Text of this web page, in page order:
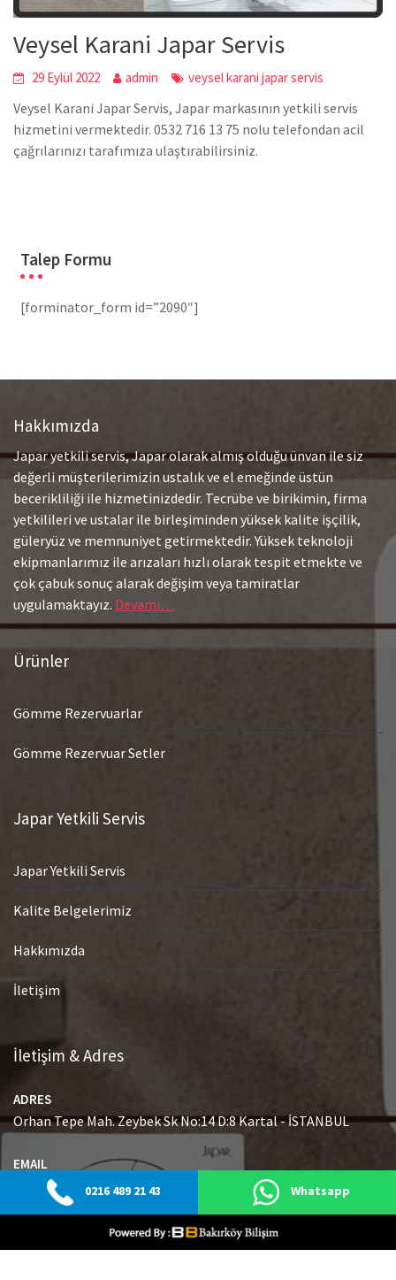
Veysel Karani Japar Servis
29 Eylül 2022 admin veysel karani japar servis
Veysel Karani Japar Servis, Japar markasının yetkili servis
hizmetini vermektedir. 0532 716 13 75 nolu telefondan acil
çağrılarınızı tarafımıza ulaştırabilirsiniz.
Talep Formu
[forminator_form id=”2090″]
Hakkımızda
Japar yetkili servis, Japar olarak almış olduğu ünvan ile siz
değerli müşterilerimizin ustalık ve el emeğinde üstün
becerikliliği ile hizmetinizdedir. Tecrübe ve birikimin, firma
yetkilileri ve ustalar ile birleşiminden yüksek kalite işçilik,
güleryüz ve memnuniyet getirmektedir. Yüksek teknoloji
ekipmanlarımız ile arızaları hızlı olarak tespit etmekte ve
çok çabuk sonuç alarak değişim veya tamiratlar
uygulamaktayız. Devamı…
Ürünler
Gömme Rezervuarlar
Gömme Rezervuar Setler
Japar Yetkili Servis
Japar Yetkili Servis
Kalite Belgelerimiz
Hakkımızda
İletişim
İletişim & Adres
ADRES
Orhan Tepe Mah. Zeybek Sk No:14 D:8 Kartal - İSTANBUL
EMAIL
info@japaryetkiliservisi.net
0216 489 21 43
0216 489 21 43 Whatsapp